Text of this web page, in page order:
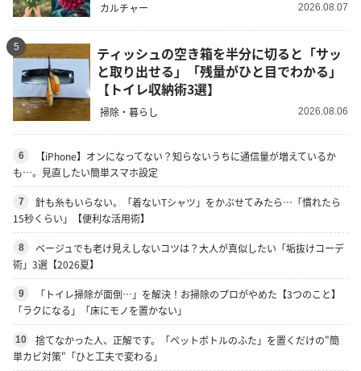
カルチャー 2026.08.07
5
ティッシュの空き箱を半分に切ると「サッ
と取り出せる」「残量がひと目でわかる」
【トイレ収納術3選】
掃除・暮らし 2026.08.06
6
【iPhone】オンになってない？知らないうちに通信量が増えているか
も…。見直したい簡単スマホ設定
7
針も糸もいらない。「着ないTシャツ」をかぶせてみたら…「慣れたら
15秒くらい」【便利な活用術】
8
ベージュでも老け見えしないコツは？大人が真似したい「垢抜けコーデ
術」3選【2026夏】
9
「トイレ掃除が面倒…」を解決！お掃除のプロがやめた【3つのこと】
「ラクになる」「床にモノを置かない」
10
捨てなかった人、正解です。「ペットボトルのふた」を置くだけの"簡
単カビ対策"「ひと工夫で変わる」